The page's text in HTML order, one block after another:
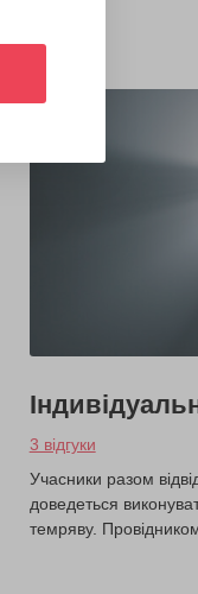
3 відгуки
Учасники разом
доведеться
темряву.